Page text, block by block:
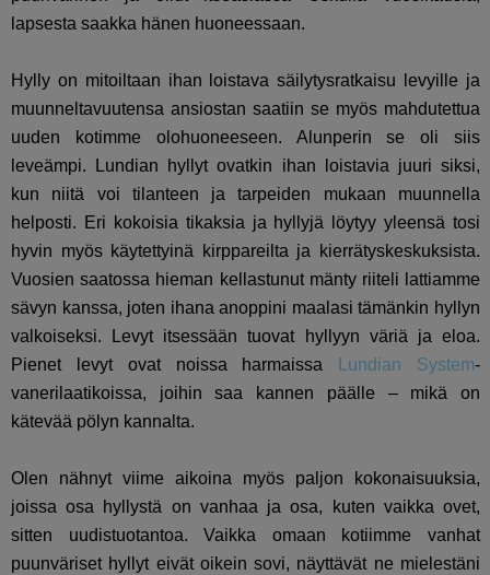
lapsesta saakka hänen huoneessaan.
Hylly on mitoiltaan ihan loistava säilytysratkaisu levyille ja
muunneltavuutensa ansiostan saatiin se myös mahdutettua
uuden kotimme olohuoneeseen. Alunperin se oli siis
leveämpi. Lundian hyllyt ovatkin ihan loistavia juuri siksi,
kun niitä voi tilanteen ja tarpeiden mukaan muunnella
helposti. Eri kokoisia tikaksia ja hyllyjä löytyy yleensä tosi
hyvin myös käytettyinä kirppareilta ja kierrätyskeskuksista.
Vuosien saatossa hieman kellastunut mänty riiteli lattiamme
sävyn kanssa, joten ihana anoppini maalasi tämänkin hyllyn
valkoiseksi. Levyt itsessään tuovat hyllyyn väriä ja eloa.
Pienet levyt ovat noissa harmaissa
Lundian System-
vanerilaatikoissa, joihin saa kannen päälle – mikä on
kätevää pölyn kannalta.
Olen nähnyt viime aikoina myös paljon kokonaisuuksia,
joissa osa hyllystä on vanhaa ja osa, kuten vaikka ovet,
sitten uudistuotantoa. Vaikka omaan kotiimme vanhat
puunväriset hyllyt eivät oikein sovi, näyttävät ne mielestäni